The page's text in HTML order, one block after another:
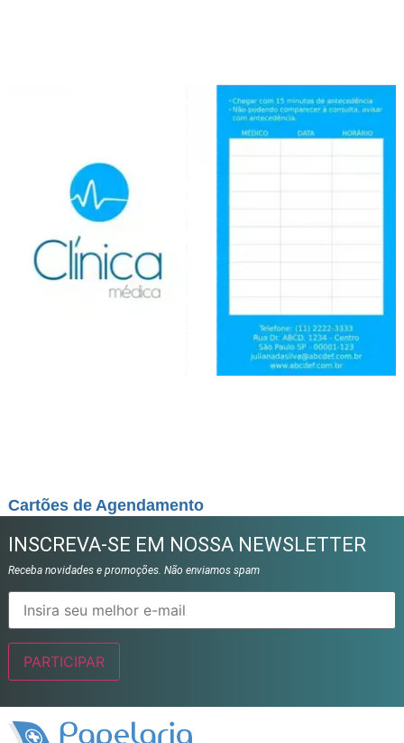
Cartões de Agendamento
INSCREVA-SE EM NOSSA NEWSLETTER
Receba novidades e promoções. Não enviamos spam